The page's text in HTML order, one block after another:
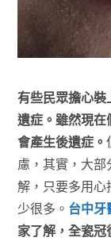
有些民眾擔心裝
遺症。雖然現在
會產生後遺症。
慮，其實，大
解，只要多用心
少很多。 台中牙
家了解，全瓷